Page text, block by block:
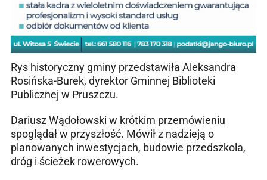
Rys historyczny gminy przedstawiła Aleksandra
Rosińska-Burek, dyrektor Gminnej Biblioteki
Publicznej w Pruszczu.
Dariusz Wądołowski w krótkim przemówieniu
spoglądał w przyszłość. Mówił z nadzieją o
planowanych inwestycjach, budowie przedszkola,
dróg i ścieżek rowerowych.